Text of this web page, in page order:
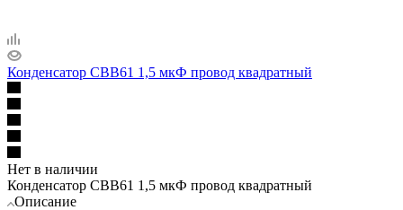
Конденсатор СВВ61 1,5 мкФ провод квадратный
Нет в наличии
Конденсатор СВВ61 1,5 мкФ провод квадратный
Описание